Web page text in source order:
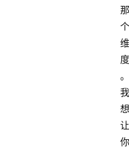
那
个
维
度
。
我
想
让
你